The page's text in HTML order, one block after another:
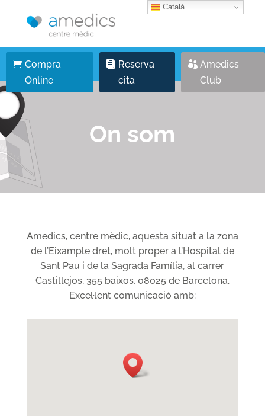
Compra
Online
Reserva
cita
Amedics
Club
On som
Amedics, centre mèdic, aquesta situat a la zona
de l’Eixample dret, molt proper a l’Hospital de
Sant Pau i de la Sagrada Família, al carrer
Castillejos, 355 baixos, 08025 de Barcelona.
Excel·lent comunicació amb:
Català